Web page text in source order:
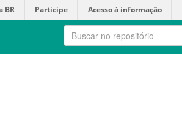
BR Participe Acesso à informação